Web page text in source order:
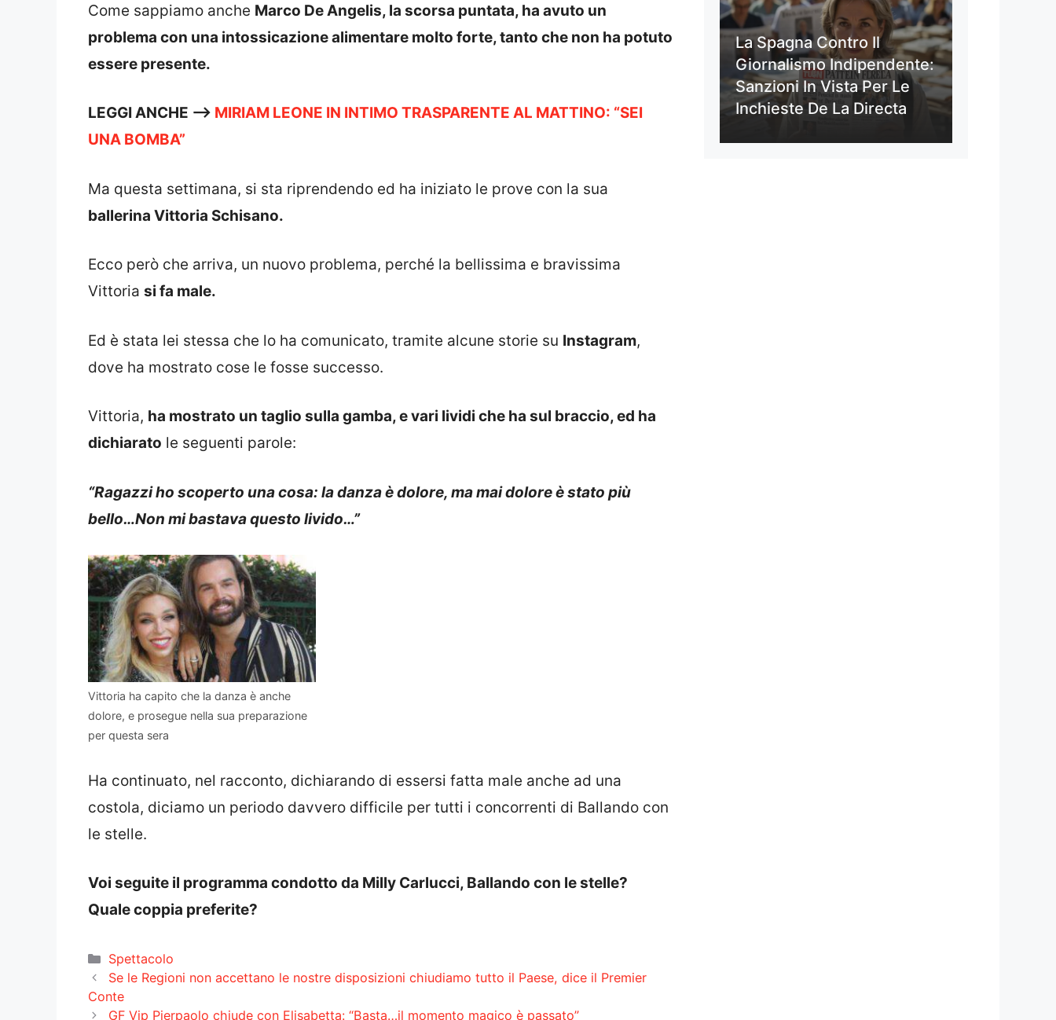
Come sappiamo anche Marco De Angelis, la scorsa puntata, ha avuto un
problema con una intossicazione alimentare molto forte, tanto che non ha potuto
essere presente.
LEGGI ANCHE —-> MIRIAM LEONE IN INTIMO TRASPARENTE AL MATTINO: “SEI
UNA BOMBA”
Ma questa settimana, si sta riprendendo ed ha iniziato le prove con la sua
ballerina Vittoria Schisano.
Ecco però che arriva, un nuovo problema, perché la bellissima e bravissima
Vittoria si fa male.
Ed è stata lei stessa che lo ha comunicato, tramite alcune storie su Instagram,
dove ha mostrato cose le fosse successo.
Vittoria, ha mostrato un taglio sulla gamba, e vari lividi che ha sul braccio, ed ha
dichiarato le seguenti parole:
“Ragazzi ho scoperto una cosa: la danza è dolore, ma mai dolore è stato più
bello…Non mi bastava questo livido…”
Vittoria ha capito che la danza è anche
dolore, e prosegue nella sua preparazione
per questa sera
Ha continuato, nel racconto, dichiarando di essersi fatta male anche ad una
costola, diciamo un periodo davvero difficile per tutti i concorrenti di Ballando con
le stelle.
Voi seguite il programma condotto da Milly Carlucci, Ballando con le stelle?
Quale coppia preferite?
Categorie
Spettacolo
Se le Regioni non accettano le nostre disposizioni chiudiamo tutto il Paese, dice il Premier
Conte
GF Vip Pierpaolo chiude con Elisabetta: “Basta…il momento magico è passato”
La Spagna Contro Il
Giornalismo Indipendente:
Sanzioni In Vista Per Le
Inchieste De La Directa